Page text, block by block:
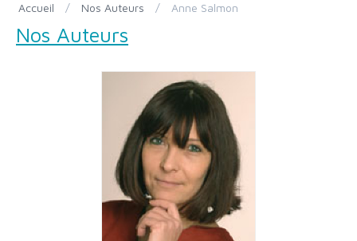
Accueil / Nos Auteurs / Anne Salmon
Nos Auteurs